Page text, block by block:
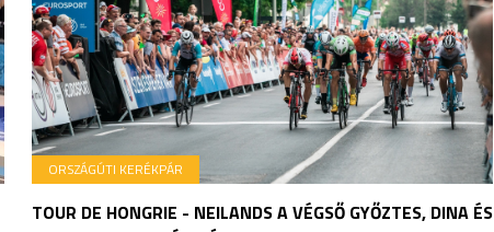
ORSZÁGÚTI KERÉKPÁR
TOUR DE HONGRIE - NEILANDS A VÉGSŐ GYŐZTES, DINA ÉS